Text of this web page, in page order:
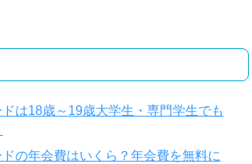
は18歳～19歳大学生・専門学生でも
の年会費はいくら？年会費を無料に